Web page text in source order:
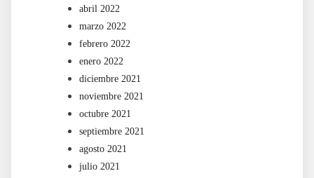
abril 2022
marzo 2022
febrero 2022
enero 2022
diciembre 2021
noviembre 2021
octubre 2021
septiembre 2021
agosto 2021
julio 2021